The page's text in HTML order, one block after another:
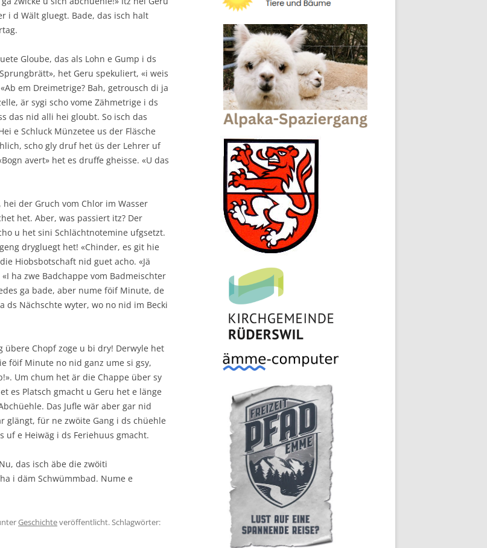
i d Wält gluegt. Bade, das isch halt
Gloube, das als Lohn e Gump i ds
het Geru spekuliert, «i weis
em Dreimetrige? Bah, getrousch di ja
är sygi scho vome Zähmetrige i ds
das nid alli hei gloubt. So isch das
e Schluck Münzetee us der Fläsche
scho gly druf het üs der Lehrer uf
avert» het es druffe gheisse. «U das
der Gruch vom Chlor im Wasser
het. Aber, was passiert itz? Der
u het sini Schlächtnotemine ufgsetzt.
drygluegt het! «Chinder, es git hie
Hiobsbotschaft nid guet acho. «Jä
ha zwe Badchappe vom Badmeischter
ga bade, aber nume föif Minute, de
ds Nächschte wyter, wo no nid im Becki
Chopf zoge u bi dry! Derwyle het
föif Minute no nid ganz ume si gsy,
Um chum het är die Chappe über sy
es Platsch gmacht u Geru het e länge
Das Jufle wär aber gar nid
glängt, für ne zwöite Gang i ds chüehle
uf e Heiwäg i ds Feriehuus gmacht.
das isch äbe die zwöiti
i däm Schwümmbad. Nume e
Geschichteveröffentlicht. Schlagwörter: